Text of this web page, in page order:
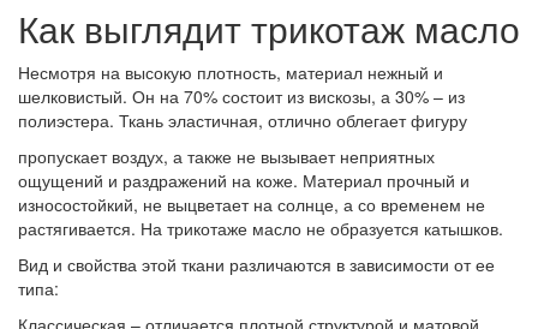
Как выглядит трикотаж масло
Несмотря на высокую плотность, материал нежный и
шелковистый. Он на 70% состоит из вискозы, а 30% – из
полиэстера. Ткань эластичная, отлично облегает фигуру
пропускает воздух, а также не вызывает неприятных
ощущений и раздражений на коже. Материал прочный и
износостойкий, не выцветает на солнце, а со временем не
растягивается. На трикотаже масло не образуется катышков.
Вид и свойства этой ткани различаются в зависимости от ее
типа:
Классическая – отличается плотной структурой и матовой